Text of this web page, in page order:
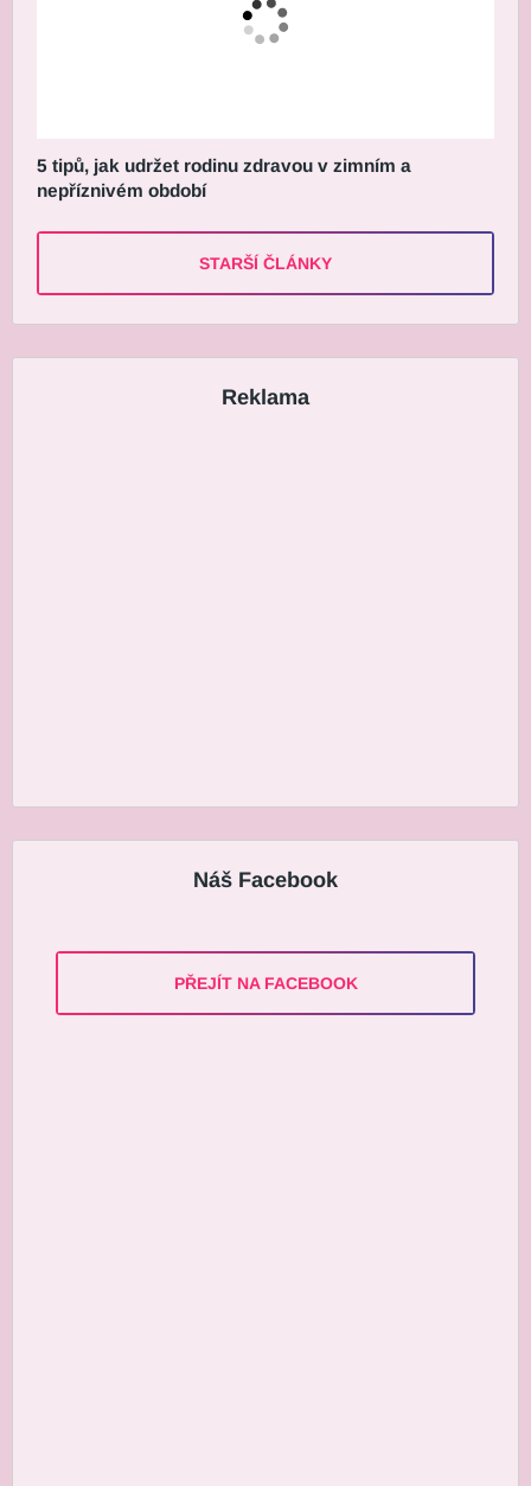
5 tipů, jak udržet rodinu zdravou v zimním a
nepříznivém období
STARŠÍ ČLÁNKY
Reklama
Náš Facebook
PŘEJÍT NA FACEBOOK